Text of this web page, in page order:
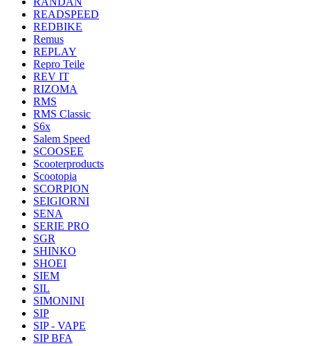
READSPEED
REDBIKE
Remus
REPLAY
Repro Teile
REV IT
RIZOMA
RMS
RMS Classic
S6x
Salem Speed
SCOOSEE
Scooterproducts
Scootopia
SCORPION
SEIGIORNI
SENA
SERIE PRO
SGR
SHINKO
SHOEI
SIEM
SIL
SIMONINI
SIP
SIP - VAPE
SIP BFA